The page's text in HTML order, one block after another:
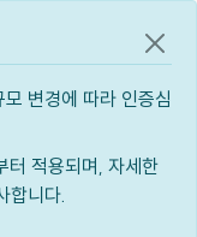
변경에 따라 인증심
터 적용되며, 자세한
합니다.
공지